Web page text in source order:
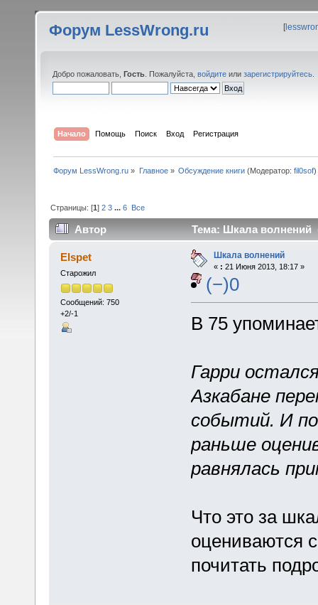
Форум LessWrong.ru [
Добро пожаловать, Гость . Пожалуйста, войдите или зарегистрируйтесь
Начало Помощь Поиск Вход Регистрация
Форум LessWrong.ru » Главное» Обсуждение книги(Модератор: fil0sof)
Страницы: [1]2 3 ...6 Все
Автор Тема: Шкала волнений
Elspet
Старожил
Сообщений: 750
+2/-1
Шкала волнений
« : 21 Июня 2013, 18:17 »
(−)0
В 75
Гарри
Азкабане
событий. И
раньше
равнялась
Что это за
оцениваются
почитать